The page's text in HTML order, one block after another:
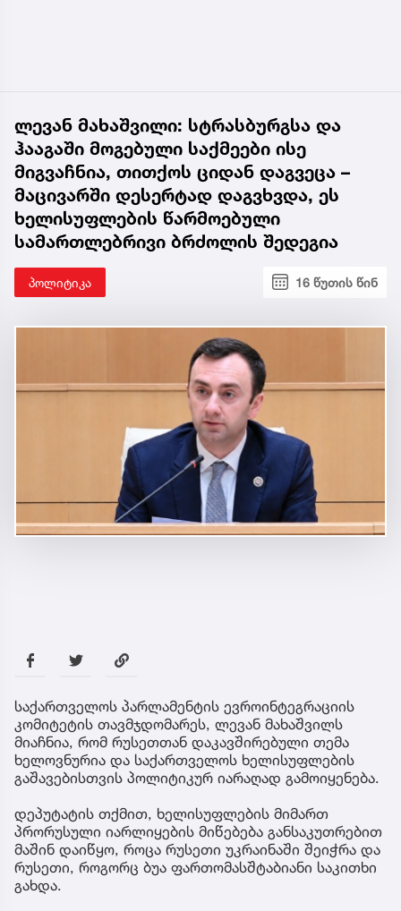
ლევან მახაშვილი: სტრასბურგსა და
ჰააგაში მოგებული საქმეები ისე
მიგვაჩნია, თითქოს ციდან დაგვეცა –
მაცივარში დესერტად დაგვხვდა, ეს
ხელისუფლების წარმოებული
სამართლებრივი ბრძოლის შედეგია
პოლიტიკა 16 წუთის წინ
საქართველოს პარლამენტის ევროინტეგრაციის
კომიტეტის თავმჯდომარეს, ლევან მახაშვილს
მიაჩნია, რომ რუსეთთან დაკავშირებული თემა
ხელოვნურია და საქართველოს ხელისუფლების
გაშავებისთვის პოლიტიკურ იარაღად გამოიყენება.
დეპუტატის თქმით, ხელისუფლების მიმართ
პრორუსული იარლიყების მიწებება განსაკუთრებით
მაშინ დაიწყო, როცა რუსეთი უკრაინაში შეიჭრა და
რუსეთი, როგორც ბუა ფართომასშტაბიანი საკითხი
გახდა.